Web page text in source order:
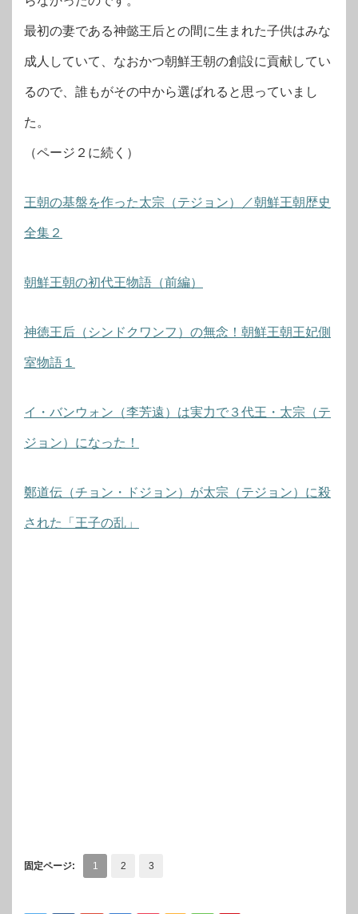
最初の妻である神懿王后との間に生まれた子供はみな
成人していて、なおかつ朝鮮王朝の創設に貢献してい
るので、誰もがその中から選ばれると思っていまし
た。
（ページ２に続く）
王朝の基盤を作った太宗（テジョン）／朝鮮王朝歴史
全集２
朝鮮王朝の初代王物語（前編）
神徳王后（シンドクワンフ）の無念！朝鮮王朝王妃側
室物語１
イ・バンウォン（李芳遠）は実力で３代王・太宗（テ
ジョン）になった！
鄭道伝（チョン・ドジョン）が太宗（テジョン）に殺
された「王子の乱」
固定ページ: 1 2 3